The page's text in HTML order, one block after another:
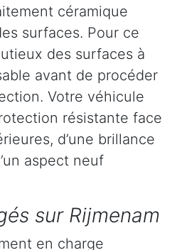
céramique
surfaces. Pour ce
des surfaces à
avant de procéder
Votre véhicule
résistante face
d’une brillance
aspect neuf
sur Rijmenam
en charge